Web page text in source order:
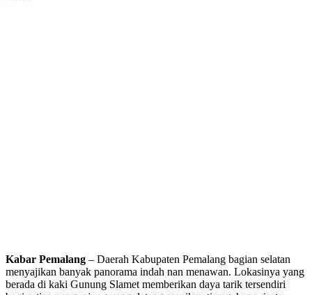
Kabar Pemalang – Daerah Kabupaten Pemalang bagian selatan
menyajikan banyak panorama indah nan menawan. Lokasinya yang
berada di kaki Gunung Slamet memberikan daya tarik tersendiri